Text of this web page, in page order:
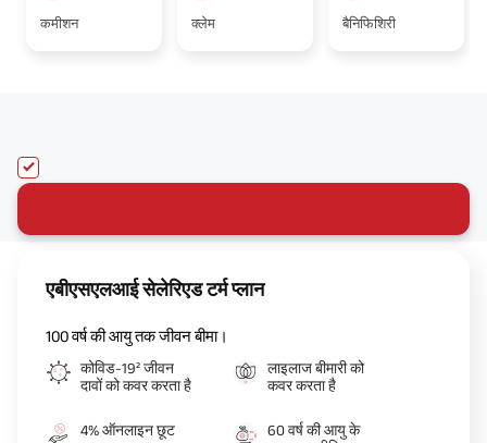
कमीशन क्लेम बैनिफिशिरी
एबीएसएलआई सेलेरिएड टर्म प्लान
100 वर्ष की आयु तक जीवन बीमा।
कोविड-19² जीवन
दावों को कवर करता है
लाइलाज बीमारी को
कवर करता है
4% ऑनलाइन छूट
60 वर्ष की आयु के